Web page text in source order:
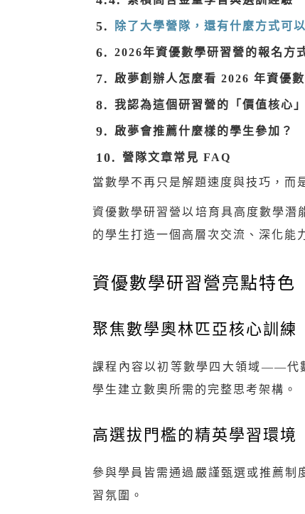
除了大學營隊，還有什麼方式可
2026年資優數學研習營的報名方
啟夢創辦人怎麼看 2026 年資優
我認為這個研習營的「價值核心」
啟夢會推薦什麼樣的學生參加？
營隊文章常見 FAQ
當數學不再只是解題速度與技巧，而
資優數學研習營以培育具高度數學潛
的學生打造一個高層次交流、深化能
資優數學研習營亮點特色
聚焦數學奧林匹亞核心訓練
課程內容以初等數學四大領域——代
學生建立數奧所需的完整思考架構。
高選拔門檻的精英學習環境
參與學員皆需通過嚴謹甄選或推薦制
習氛圍。